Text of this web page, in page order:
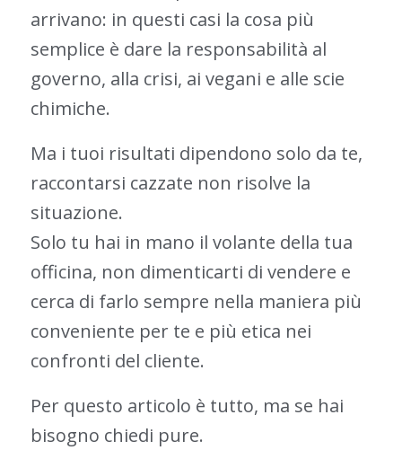
arrivano: in questi casi la cosa più
semplice è dare la responsabilità al
governo, alla crisi, ai vegani e alle scie
chimiche.
Ma i tuoi risultati dipendono solo da te,
raccontarsi cazzate non risolve la
situazione.
Solo tu hai in mano il volante della tua
officina, non dimenticarti di vendere e
cerca di farlo sempre nella maniera più
conveniente per te e più etica nei
confronti del cliente.
Per questo articolo è tutto, ma se hai
bisogno chiedi pure.